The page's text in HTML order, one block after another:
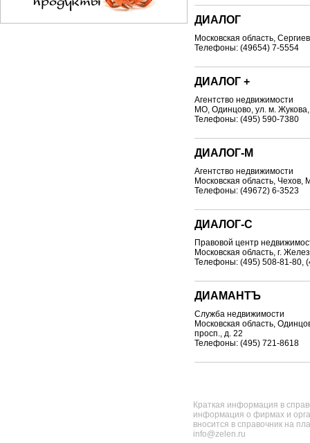
ДИАЛОГ
Московская область,
Телефоны: (49654) 7-5554
ДИАЛОГ +
Агентство недвижимости
МО, Одинцово, ул. м.
Телефоны: (495) 590-7380
ДИАЛОГ-М
Агентство недвижимости
Московская область, Чехов,
Телефоны: (49672) 6-3523
ДИАЛОГ-С
Правовой центр
Московская область, г.
Телефоны: (495) 508-81-80,
ДИАМАНТЪ
Служба недвижимости
Московская область,
просп., д. 22
Телефоны: (495) 721-8618
Краткая информация в
информация о фирмах и
вносится в справочник на
info@zelen.ru